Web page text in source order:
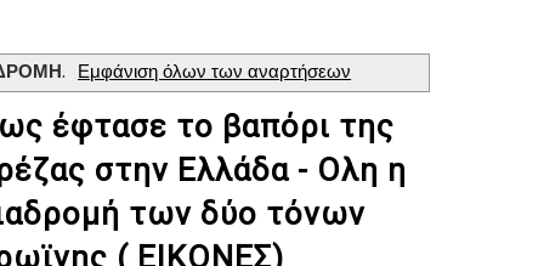
. Εμφάνιση όλων των αναρτήσεων
έφτασε το βαπόρι της
στην Ελλάδα - Ολη η
των δύο τόνων
( ΕΙΚΟΝΕΣ)